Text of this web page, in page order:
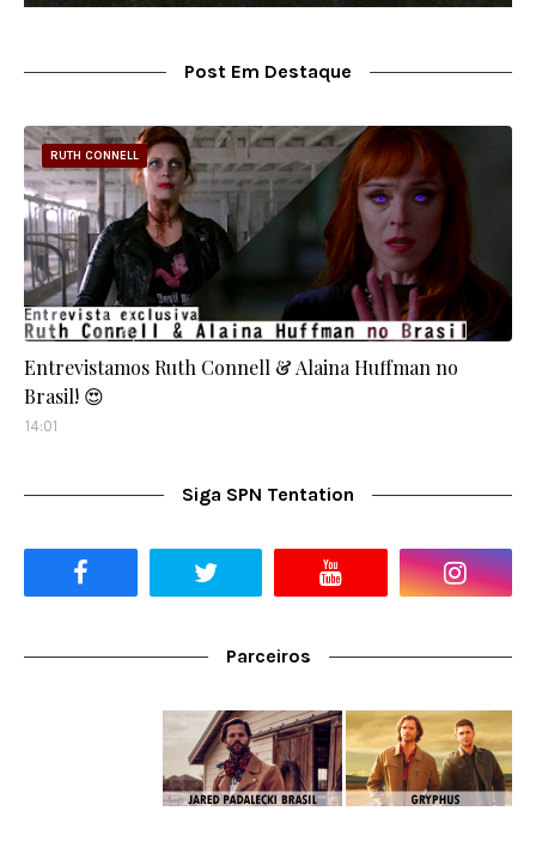
Post Em Destaque
RUTH CONNELL
Entrevistamos Ruth Connell & Alaina Huffman no
Brasil! 😍
14:01
Siga SPN Tentation
Parceiros